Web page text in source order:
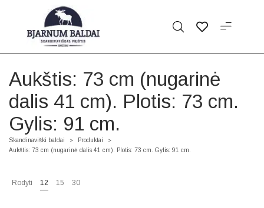
Aukštis: 73 cm (nugarinė
dalis 41 cm). Plotis: 73 cm.
Gylis: 91 cm.
Skandinaviški baldai > Produktai >
Aukštis: 73 cm (nugarinė dalis 41 cm). Plotis: 73 cm. Gylis: 91 cm.
Rodyti 12 15 30